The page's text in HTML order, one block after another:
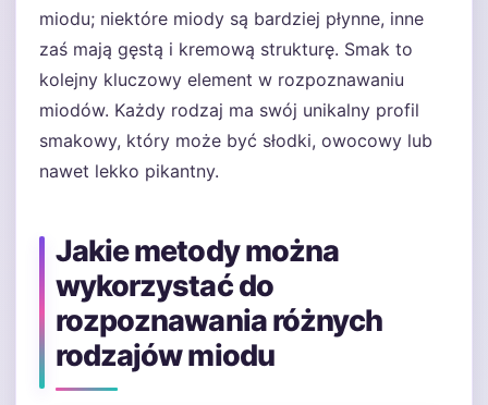
miodu; niektóre miody są bardziej płynne, inne
zaś mają gęstą i kremową strukturę. Smak to
kolejny kluczowy element w rozpoznawaniu
miodów. Każdy rodzaj ma swój unikalny profil
smakowy, który może być słodki, owocowy lub
nawet lekko pikantny.
Jakie metody można
wykorzystać do
rozpoznawania różnych
rodzajów miodu